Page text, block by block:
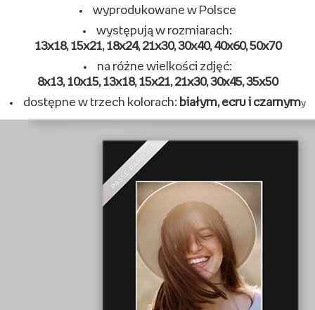
wyprodukowane w Polsce
występują w rozmiarach:
13x18, 15x21, 18x24, 21x30, 30x40, 40x60, 50x70
na różne wielkości zdjęć:
8x13, 10x15, 13x18, 15x21, 21x30, 30x45, 35x50
dostępne w trzech kolorach: białym, ecru i czarnymy